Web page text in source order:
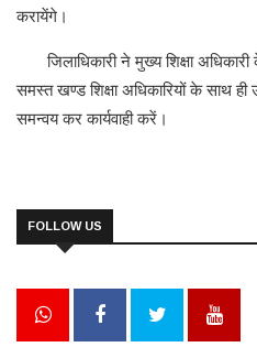
करायेंगे।
जिलाधिकारी ने मुख्य शिक्षा अधिकारी
समस्त खण्ड शिक्षा अधिकारियों के साथ
समन्वय कर कार्यवाही करें।
FOLLOW US